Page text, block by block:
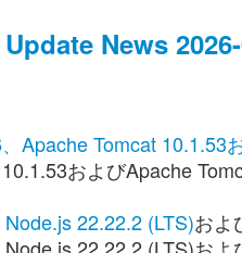
News
Apache Tomcat 10.1.53
およびApache
Node.js 22.22.2 (LTS)およ